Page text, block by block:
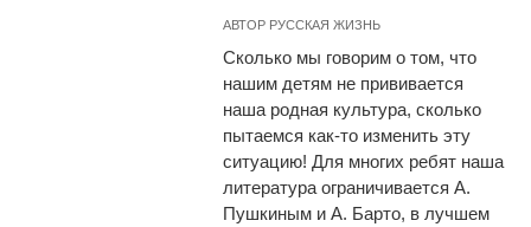
АВТОР РУССКАЯ ЖИЗНЬ
Сколько мы говорим о том, что
нашим детям не прививается
наша родная культура, сколько
пытаемся как-то изменить эту
ситуацию! Для многих ребят наша
литература ограничивается А.
Пушкиным и А. Барто, в лучшем